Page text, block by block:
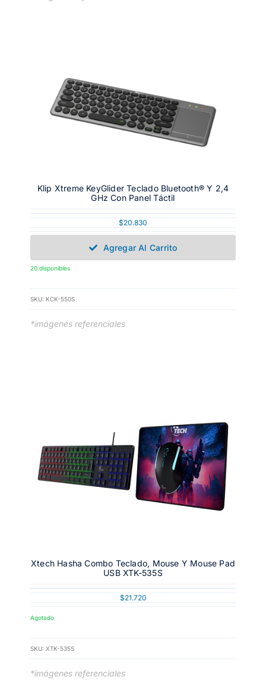
Klip Xtreme KeyGlider Teclado Bluetooth® Y 2,4
GHz Con Panel Táctil
$20.830
Agregar Al Carrito
20 disponibles
SKU: KCK-550S
*imágenes referenciales
Xtech Hasha Combo Teclado, Mouse Y Mouse Pad
USB XTK-535S
$21.720
Agotado
SKU: XTK-535S
*imágenes referenciales